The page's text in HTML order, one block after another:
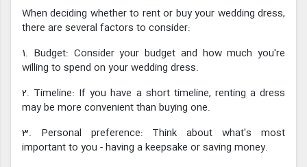
When deciding whether to rent or buy your wedding dress,
there are several factors to consider:
1. Budget: Consider your budget and how much you're
willing to spend on your wedding dress.
2. Timeline: If you have a short timeline, renting a dress
may be more convenient than buying one.
3. Personal preference: Think about what's most
important to you - having a keepsake or saving money.